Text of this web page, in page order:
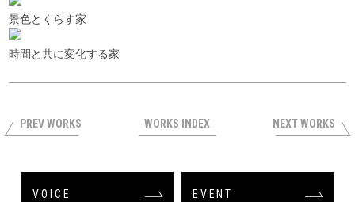
景色とくらす家
時間と共に変化する家
PREV WORKS WORKS INDEX NEXT WORKS
VOICE EVENT